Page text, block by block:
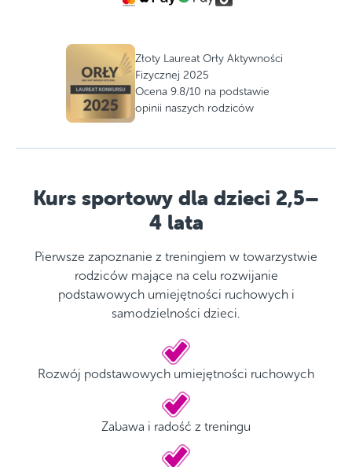
Złoty Laureat Orły Aktywności
Fizycznej 2025
Ocena 9.8/10 na podstawie
opinii naszych rodziców
Kurs sportowy dla dzieci 2,5–
4 lata
Pierwsze zapoznanie z treningiem w towarzystwie
rodziców mające na celu rozwijanie
podstawowych umiejętności ruchowych i
samodzielności dzieci.
Rozwój podstawowych umiejętności ruchowych
Zabawa i radość z treningu